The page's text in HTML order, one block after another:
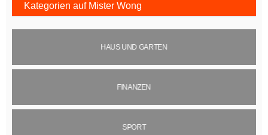
Kategorien auf Mister Wong
HAUS UND GARTEN
FINANZEN
SPORT